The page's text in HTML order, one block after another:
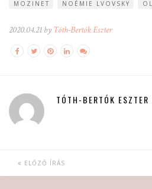
MOZINET NOÉMIE LVOVSKY
2020.04.21 by Tóth-Bertók Eszter
TÓTH-BERTÓK ESZTER
ELŐZŐ ÍRÁS